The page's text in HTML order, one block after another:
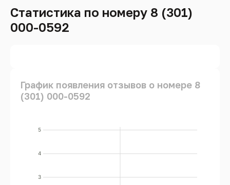
Статистика по номеру 8 (301)
000-0592
График появления отзывов о номере 8
(301) 000-0592
3
4
5